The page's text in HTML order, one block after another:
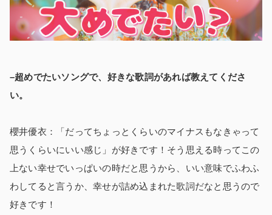
–超めでたいソングで、好きな歌詞があれば教えてくださ
い。
櫻井優衣：「だってちょっとくらいのマイナスもなきゃって
思うくらいにいい感じ」が好きです！そう思える時ってこの
上ない幸せでいっぱいの時だと思うから、いい意味でふわふ
わしてると言うか、幸せが詰め込まれた歌詞だなと思うので
好きです！